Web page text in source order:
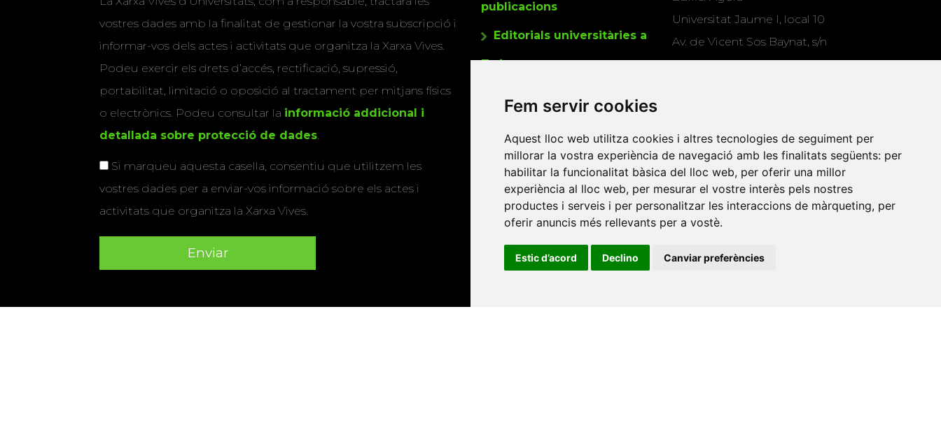
Fem servir cookies
Aquest lloc web utilitza cookies i altres tecnologies de seguiment per
millorar la vostra experiència de navegació amb les finalitats següents: per
habilitar la funcionalitat bàsica del lloc web, per oferir una millor
experiència al lloc web, per mesurar el vostre interès pels nostres
productes i serveis i per personalitzar les interaccions de màrqueting, per
oferir anuncis més rellevants per a vostè.
Estic d’acord Declino Canviar preferències
vostres dades amb la finalitat de gestionar la vostra subscripció i
informar-vos dels actes i activitats que organitza la Xarxa Vives.
Podeu exercir els drets d’accés, rectificació, supressió,
portabilitat, limitació o oposició al tractament per mitjans físics
o electrònics. Podeu consultar la informació addicional i
detallada sobre protecció de dades
Si marqueu aquesta casella, consentiu que utilitzem les
vostres dades per a enviar-vos informació sobre els actes i
activitats que organitza la Xarxa Vives.
publicacions
Editorials universitàries a
Twitter
Universitat Jaume I, local 10
Av. de Vicent Sos Baynat, s/n
12071 Castelló de la Plana
Amb el suport
de